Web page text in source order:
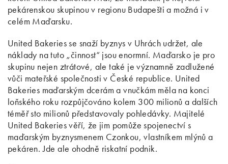
pekárenskou skupinou v regionu Budapešti a možná i v
celém Maďarsku.
United Bakeries se snaží byznys v Uhrách udržet, ale
náklady na tuto „činnost“ jsou enormní. Maďarsko je pro
skupinu nejen ztrátové, ale také je významně zadlužené
vůči mateřské společnosti v České republice. United
Bakeries maďarským dcerám a vnučkám měla na konci
loňského roku rozpůjčováno kolem 300 milionů a dalších
téměř sto milionů představovaly pohledávky. Majitelé
United Bakeries věří, že jim pomůže spojenectví s
maďarským byznysmenem Czonkou, vlastníkem mlýnů a
pekáren. Jde ale ohodně riskatní podnik.